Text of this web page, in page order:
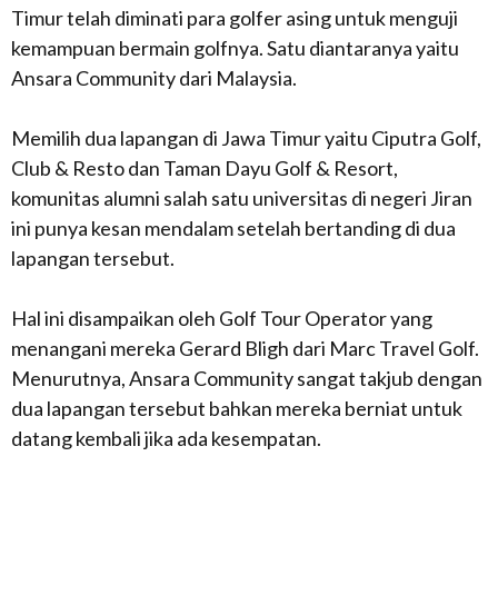
Timur telah diminati para golfer asing untuk menguji
kemampuan bermain golfnya. Satu diantaranya yaitu
Ansara Community dari Malaysia.
Memilih dua lapangan di Jawa Timur yaitu Ciputra Golf,
Club & Resto dan Taman Dayu Golf & Resort,
komunitas alumni salah satu universitas di negeri Jiran
ini punya kesan mendalam setelah bertanding di dua
lapangan tersebut.
Hal ini disampaikan oleh Golf Tour Operator yang
menangani mereka Gerard Bligh dari Marc Travel Golf.
Menurutnya, Ansara Community sangat takjub dengan
dua lapangan tersebut bahkan mereka berniat untuk
datang kembali jika ada kesempatan.